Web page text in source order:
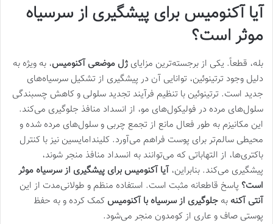
آیا آکنومیس برای پیشگیری از سرسیاه
موثر است؟
بله، قطعاً. یکی از برجسته‌ترین مزایای ژل موضعی آکنومیس، به ویژه به
دلیل وجود ترتینوئین، توانایی آن در پیشگیری از تشکیل سرسیاه‌های
جدید است. ترتینوئین با تنظیم فرآیند تجدید سلولی و کاهش چسبندگی
سلول‌های مرده در فولیکول‌های مو، از انسداد منافذ جلوگیری می‌کند.
این مکانیزم به طور فعال مانع از تجمع چربی و سلول‌های مرده شده و
محیطی سالم‌تر برای پوست فراهم می‌آورد. کلیندامایسین نیز با کنترل
باکتری‌ها، از التهاباتی که می‌توانند به انسداد منافذ منجر شوند،
پیشگیری می‌کند. بنابراین،آیا آکنومیس برای پیشگیری از سرسیاه موثر
است؟ پاسخ قاطعانه مثبت است. استفاده منظم و طولانی‌مدت از این
آنتی آکنه به جلوگیری از سرسیاه با آکنومیس کمک کرده و به حفظ
پوستی صاف و عاری از کومدون منجر می‌شود.